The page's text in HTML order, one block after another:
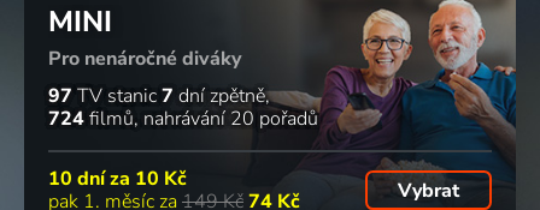
Záchranáři
z hor
2009-2019 | Německo | Dobrodružný, Akční, Drama, Rodinný
Slub
2025 | Slovensko | Rodinný, Komedie
Území
bílých
králů
1991 | Československo, Německo | Akční, Dobrodružný, Krimi, Rodinný
Specialisté
2017 | Česká republika | Krimi, Thriller
82%
2 díly 46 %
4 díly 58 76
29 dílů
MINI
Pro nenáročné diváky
97 TV stanic7 dní zpětně
724filmů nahrávání 20 pořadů
10 dní za 10 Kč
pak 1. měsíc za 149 Kč74 Kč Vybrat